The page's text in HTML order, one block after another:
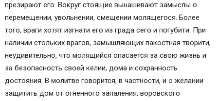
презирают его. Вокруг стоящие вынашивают замыслы о
перемещении, увольнении, смещении молящегося. Более
того, враги хотят изгнати его из града сего и погубити. При
наличии стольких врагов, замышляющих пакостная творити,
неудивительно, что молящийся опасается за свою жизнь и
за безопасность своей келии, дома и сохранность
достояния. В молитве говорится, в частности, и о желании
защитить дом от огненного запаления, воровского